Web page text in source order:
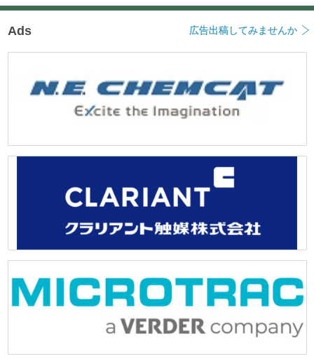
Ads 広告出稿してみませんか